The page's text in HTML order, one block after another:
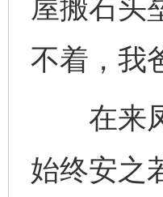
屋搬石头
不着，我
在来凤
始终安之